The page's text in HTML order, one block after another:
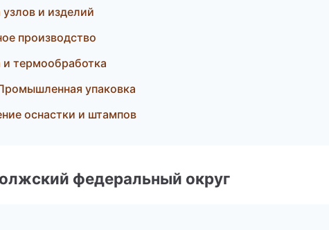
и изделий
производство
термообработка
упаковка
оснастки и штампов
федеральный округ